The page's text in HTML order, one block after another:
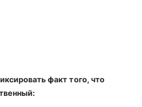
факт того, что